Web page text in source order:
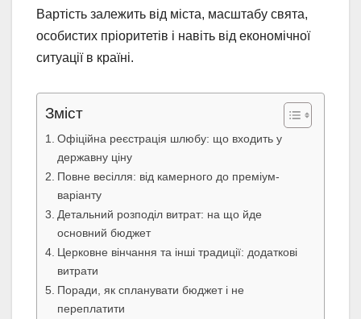
Вартість залежить від міста, масштабу свята,
особистих пріоритетів і навіть від економічної
ситуації в країні.
Зміст
Офіційна реєстрація шлюбу: що входить у
державну ціну
Повне весілля: від камерного до преміум-
варіанту
Детальний розподіл витрат: на що йде
основний бюджет
Церковне вінчання та інші традиції: додаткові
витрати
Поради, як спланувати бюджет і не
переплатити